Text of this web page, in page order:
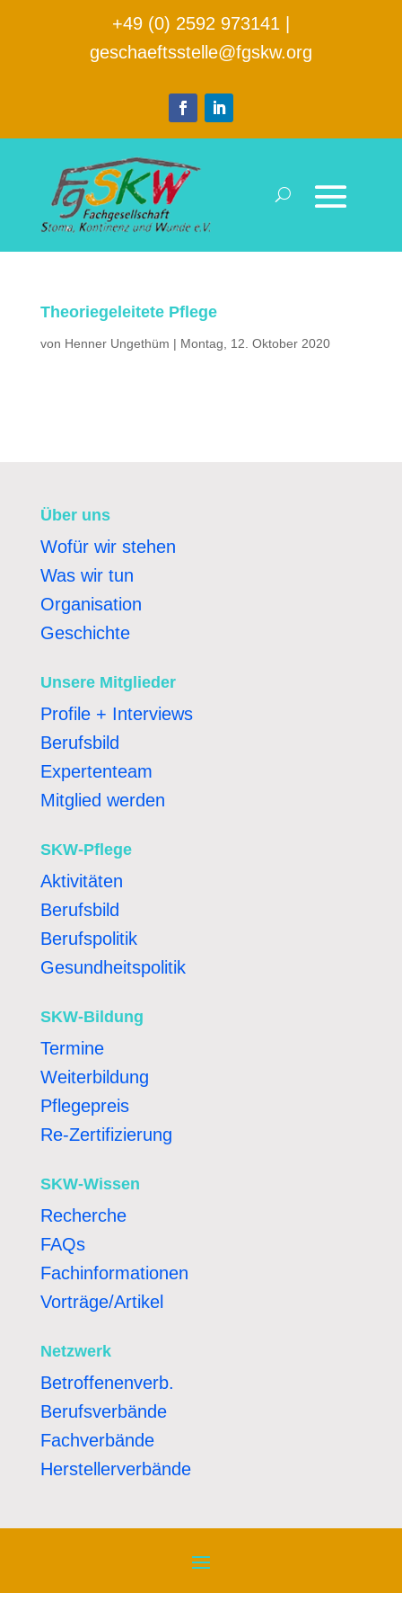
+49 (0) 2592 973141
geschaeftsstelle@fgskw.org
Theoriegeleitete Pflege
von Henner Ungethüm | Montag, 12. Oktober 2020
Über uns
Wofür wir stehen
Was wir tun
Organisation
Geschichte
Unsere Mitglieder
Profile + Interviews
Berufsbild
Expertenteam
Mitglied werden
SKW-Pflege
Aktivitäten
Berufsbild
Berufspolitik
Gesundheitspolitik
SKW-Bildung
Termine
Weiterbildung
Pflegepreis
Re-Zertifizierung
SKW-Wissen
Recherche
FAQs
Fachinformationen
Vorträge/Artikel
Netzwerk
Betroffenenverb.
Berufsverbände
Fachverbände
Herstellerverbände